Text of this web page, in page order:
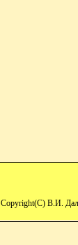
Copyright(C) В.И.